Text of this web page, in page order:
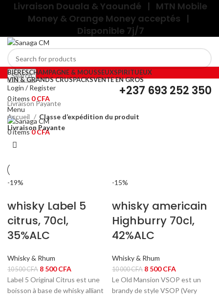
Livraison Douala & Yaoundé | MTN Mobile
Money & Orange Money acceptés |
Disponible 7j/7
Search
Login / Register
0items 0CFA
Menu
0items0CFA
BIÈRESCHAMPAGNE & MOUSSEUXSPIRITUEUX
VIN & GRANDS CRUSPACKSVENTE EN GROS
+237 693 252 350
Livraison Payante
Accueil
Classe d’expédition du produit
Livraison Payante
-19%
whisky Label 5
citrus, 70cl,
35%ALC
Whisky & Rhum
10 500CFA Le
prix
initial
8 500CFA
prix
actuel
Label 5 Original Citrus est une
boisson à base de whisky alliant
-15%
whisky americain
Highburry 70cl,
42%ALC
Whisky & Rhum
10 000CFA Le
prix
initial
8 500CFA
prix
actuel
Le Old Mansion VSOP est un
brandy de style VSOP (Very